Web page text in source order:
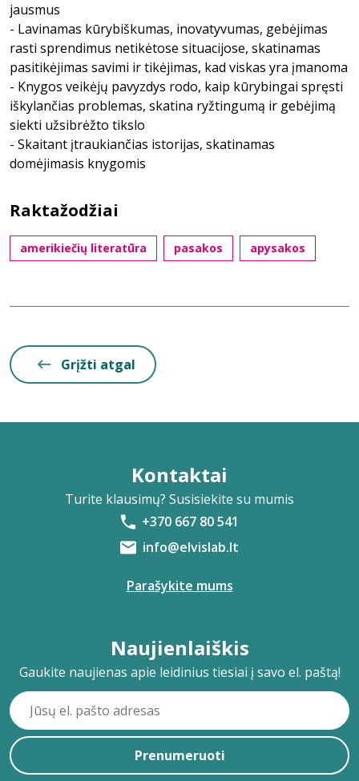
jausmus
- Lavinamas kūrybiškumas, inovatyvumas, gebėjimas
rasti sprendimus netikėtose situacijose, skatinamas
pasitikėjimas savimi ir tikėjimas, kad viskas yra įmanoma
- Knygos veikėjų pavyzdys rodo, kaip kūrybingai spręsti
iškylančias problemas, skatina ryžtingumą ir gebėjimą
siekti užsibrėžto tikslo
- Skaitant įtraukiančias istorijas, skatinamas
domėjimasis knygomis
Raktažodžiai
amerikiečių literatūra pasakos apysakos
Grįžti atgal
Kontaktai
Turite klausimų? Susisiekite su mumis
+370 667 80 541
info@elvislab.lt
Parašykite mums
Naujienlaiškis
Gaukite naujienas apie leidinius tiesiai į savo el. paštą!
Prenumeruoti